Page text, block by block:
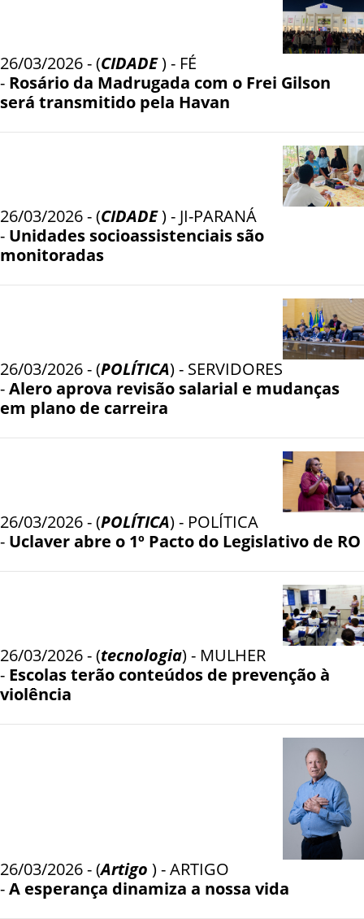
26/03/2026 - (CIDADE) - FÉ
- Rosário da Madrugada com o Frei Gilson
será transmitido pela Havan
26/03/2026 - (CIDADE) - JI-PARANÁ
- Unidades socioassistenciais são
monitoradas
26/03/2026 - (POLÍTICA) - SERVIDORES
-Alero aprova revisão salarial e mudanças
em plano de carreira
26/03/2026 - (POLÍTICA) - POLÍTICA
- Uclaver abre o 1º Pacto do Legislativo de RO
26/03/2026 - (tecnologia) - MULHER
- Escolas terão conteúdos de prevenção à
violência
26/03/2026 - (Artigo ) - ARTIGO
-A esperança dinamiza a nossa vida